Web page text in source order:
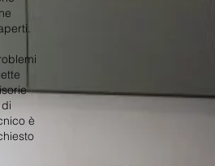
è